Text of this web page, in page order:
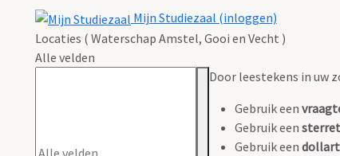
Mijn Studiezaal (inloggen)
Locaties ( Waterschap Amstel, Gooi en Vecht )
Alle velden
Door leestekens in uw
Gebruik een
Gebruik een
Gebruik een